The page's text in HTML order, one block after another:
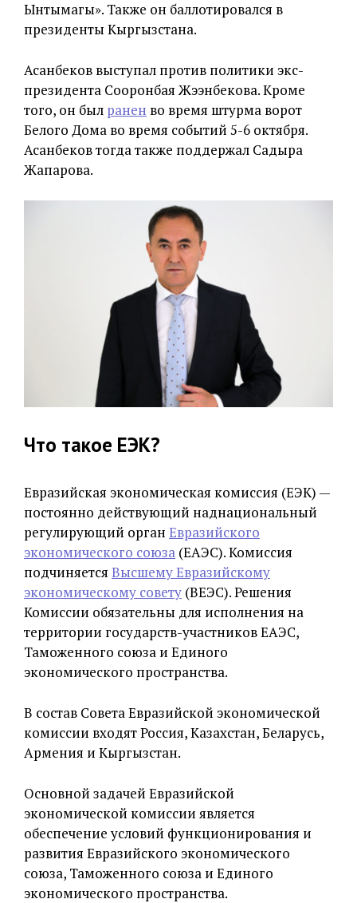
Ынтымагы». Также он баллотировался в
президенты Кыргызстана.
Асанбеков выступал против политики экс-
президента Сооронбая Жээнбекова. Кроме
того, он был ранен во время штурма ворот
Белого Дома во время событий 5-6 октября.
Асанбеков тогда также поддержал Садыра
Жапарова.
Что такое ЕЭК?
Евразийская экономическая комиссия (ЕЭК) —
постоянно действующий наднациональный
регулирующий орган Евразийского
экономического союза (ЕАЭС). Комиссия
подчиняется Высшему Евразийскому
экономическому совету (ВЕЭС). Решения
Комиссии обязательны для исполнения на
территории государств-участников ЕАЭС,
Таможенного союза и Единого
экономического пространства.
В состав Совета Евразийской экономической
комиссии входят Россия, Казахстан, Беларусь,
Армения и Кыргызстан.
Основной задачей Евразийской
экономической комиссии является
обеспечение условий функционирования и
развития Евразийского экономического
союза, Таможенного союза и Единого
экономического пространства.